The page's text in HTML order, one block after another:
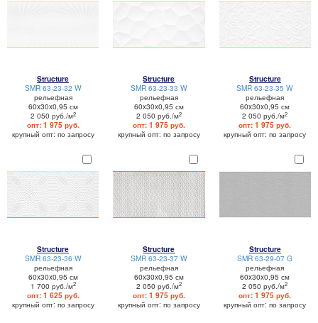
Structure
SMR 63-23-32 W
рельефная
60x30x0,95 см
2 050 руб./м2
опт: 1 975 руб.
крупный опт: по запросу
Structure
SMR 63-23-33 W
рельефная
60x30x0,95 см
2 050 руб./м2
опт: 1 975 руб.
крупный опт: по запросу
Structure
SMR 63-23-35 W
рельефная
60x30x0,95 см
2 050 руб./м2
опт: 1 975 руб.
крупный опт: по запросу
Structure
SMR 63-23-36 W
рельефная
60x30x0,95 см
1 700 руб./м2
опт: 1 625 руб.
крупный опт: по запросу
Structure
SMR 63-23-37 W
рельефная
60x30x0,95 см
2 050 руб./м2
опт: 1 975 руб.
крупный опт: по запросу
Structure
SMR 63-29-07 G
рельефная
60x30x0,95 см
2 050 руб./м2
опт: 1 975 руб.
крупный опт: по запросу